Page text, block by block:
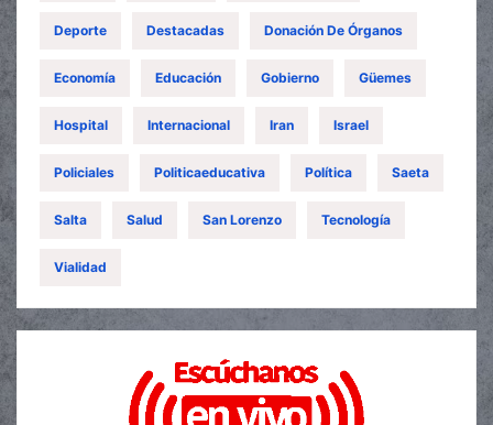
Deporte Destacadas Donación De Órganos
Economía Educación Gobierno Güemes
Hospital Internacional Iran Israel
Policiales Politicaeducativa Política Saeta
Salta Salud San Lorenzo Tecnología
Vialidad